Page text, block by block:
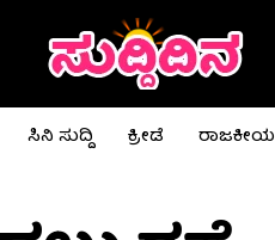
ಸಿನಿ ಸುದ್ದಿ ಕ್ರೀಡೆ ರಾಜಕೀಯ